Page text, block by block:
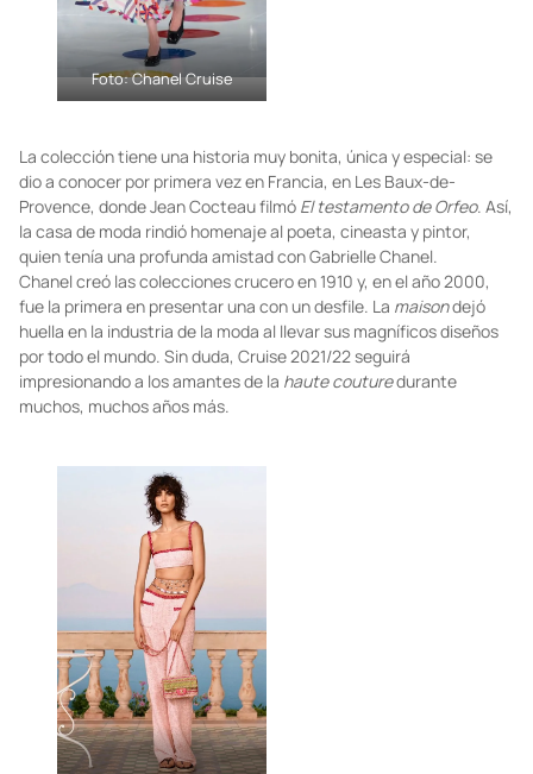
Foto: Chanel Cruise
La colección tiene una historia muy bonita, única y especial: se
dio a conocer por primera vez en Francia, en Les Baux-de-
Provence, donde Jean Cocteau filmóEl testamento de Orfeo. Así,
la casa de moda rindió homenaje al poeta, cineasta y pintor,
quien tenía una profunda amistad con Gabrielle Chanel.
Chanel creó las colecciones crucero en 1910 y, en el año 2000,
fue la primera en presentar una con un desfile. La
por todo el mundo. Sin duda, Cruise 2021/22 seguirá
impresionando a los amantes de la
muchos, muchos años más.